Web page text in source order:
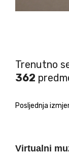
Trenutno
362
Posljednja
Virtualni